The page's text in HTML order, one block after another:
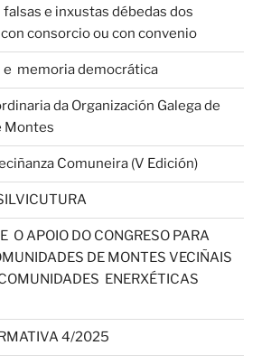
e inxustas débedas dos
consorcio ou con convenio
memoria democrática
da Organización Galega de
Montes
Comuneira (V Edición)
O APOIO DO CONGRESO PARA
DE MONTES VECIÑAIS
ENERXÉTICAS
4/2025